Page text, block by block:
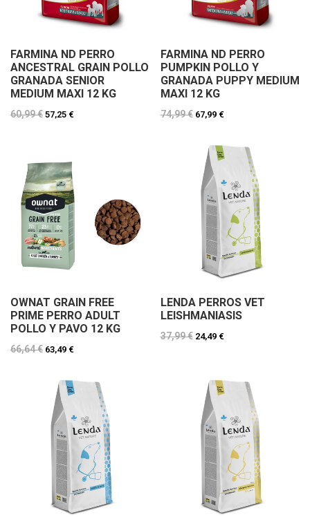
FARMINA ND PERRO
ANCESTRAL GRAIN POLLO
GRANADA SENIOR
MEDIUM MAXI 12 KG
60,99 € 57,25 €
FARMINA ND PERRO
PUMPKIN POLLO Y
GRANADA PUPPY MEDIUM
MAXI 12 KG
74,99 € 67,99 €
OWNAT GRAIN FREE
PRIME PERRO ADULT
POLLO Y PAVO 12 KG
66,64 € 63,49 €
LENDA PERROS VET
LEISHMANIASIS
37,99 € 24,49 €